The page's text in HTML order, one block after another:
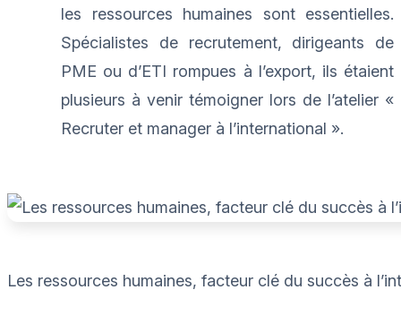
les ressources humaines sont essentielles.
Spécialistes de recrutement, dirigeants de
PME ou d’ETI rompues à l’export, ils étaient
plusieurs à venir témoigner lors de l’atelier «
Recruter et manager à l’international ».
Les ressources humaines, facteur clé du succès à